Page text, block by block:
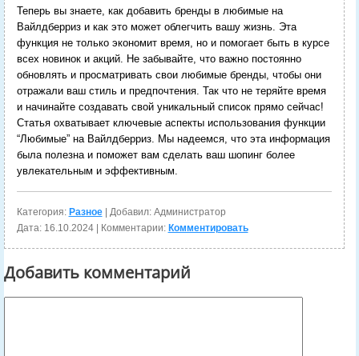
Теперь вы знаете, как добавить бренды в любимые на
Вайлдберриз и как это может облегчить вашу жизнь. Эта
функция не только экономит время, но и помогает быть в курсе
всех новинок и акций. Не забывайте, что важно постоянно
обновлять и просматривать свои любимые бренды, чтобы они
отражали ваш стиль и предпочтения. Так что не теряйте время
и начинайте создавать свой уникальный список прямо сейчас!
Статья охватывает ключевые аспекты использования функции
“Любимые” на Вайлдберриз. Мы надеемся, что эта информация
была полезна и поможет вам сделать ваш шопинг более
увлекательным и эффективным.
Категория: Разное| Добавил: Администратор
Дата: 16.10.2024| Комментарии: Комментировать
Добавить комментарий